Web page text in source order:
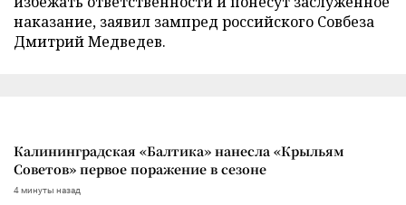
наказание, заявил зампред российского Совбеза
Дмитрий Медведев.
Калининградская «Балтика» нанесла «Крыльям
Советов» первое поражение в сезоне
4 минуты назад